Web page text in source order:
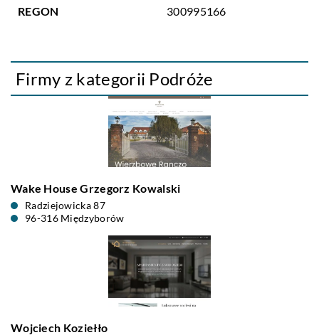
REGON 300995166
Firmy z kategorii Podróże
Wake House Grzegorz Kowalski
Radziejowicka 87
96-316 Międzyborów
Wojciech Koziełło